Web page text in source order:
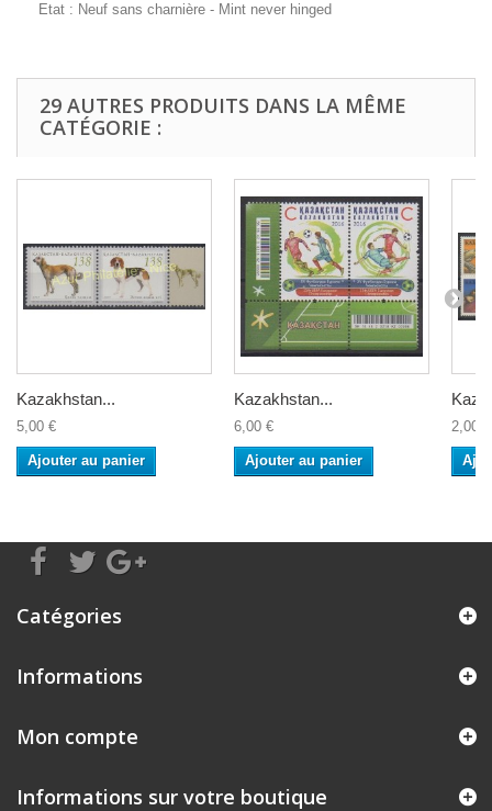
Etat : Neuf sans charnière - Mint never hinged
29 AUTRES PRODUITS DANS LA MÊME
CATÉGORIE :
Kazakhstan...
5,00 €
Ajouter au panier
Kazakhstan...
6,00 €
Ajouter au panier
2,00 €
Catégories
Informations
Mon compte
Informations sur votre boutique